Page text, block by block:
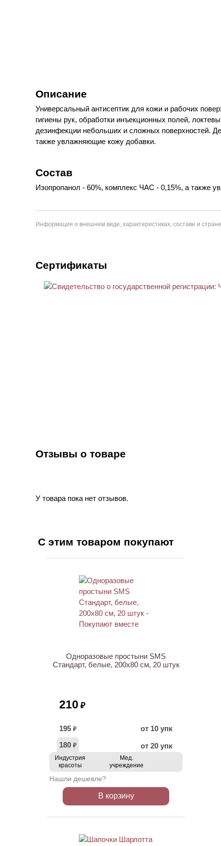
Описание
Универсальный антисептик для кожи и рабочих
гигиены рук, обработки инъекционных полей,
дезинфекции небольших и сложных поверхностей.
также увлажняющие кожу добавки.
Состав
Изопропанол - 60%, комплекс ЧАС - 0,15%, а также
Информация о внешнем виде, характеристиках, составе и
Сертификаты
Отзывы о товаре
У товара пока нет отзывов.
С этим товаром покупают
Одноразовые простыни SMS
Стандарт, белые, 200х80 см, 20 штук
210 ₽
195 ₽
от 10 упк
180 ₽ от 20 упк
Индустрия
красоты
Мед.
учреждение
Нашли дешевле?
В корзину